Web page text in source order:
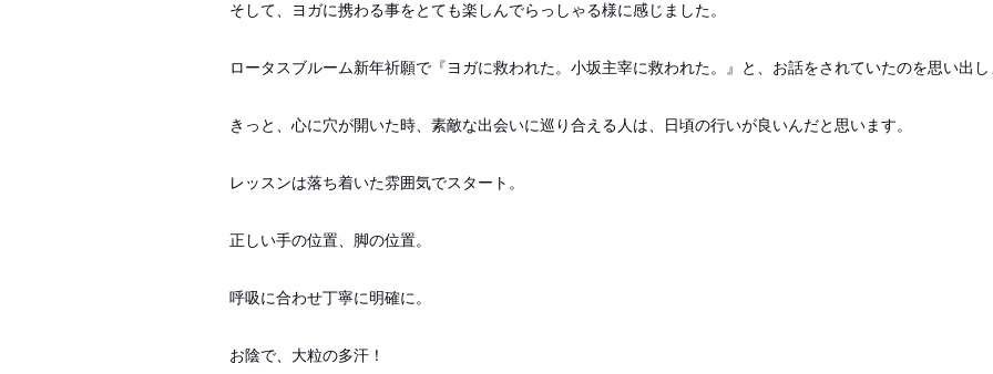
そして、 ヨガに携わる事をとても楽しんでらっしゃる様に感じました。
ロータスブルーム新年祈願で『ヨガに救われた。 小坂主宰に救われた。』と、お話をされていたのを思い出
きっと、心に穴が開いた時、素敵な出会いに巡り合える人は、 日頃の行いが良いんだと思います。
レッスンは落ち着いた雰囲気でスタート。
正しい手の位置、脚の位置。
呼吸に合わせ丁寧に明確に。
お陰で、大粒の多汗！